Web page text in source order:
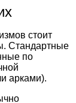
стоит
Стандартные
по
арками).